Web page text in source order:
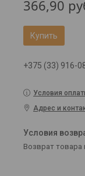
366,90
Купить
+375 (33) 916-
Условия
Адрес и
возврат товара